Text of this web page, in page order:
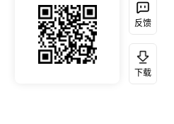
反馈
下载